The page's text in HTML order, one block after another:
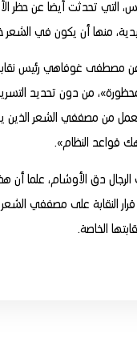
التي تحدثت أيضا عن حظر
منها أن يكون في
مصطفى غوفاهي رئيس
من دون تحديد
من مصففي الشعر الذين
قواعد النظام».
الرجال دق الأوشام، علما
قرار النقابة على مصففي الشعر
الخاصة.